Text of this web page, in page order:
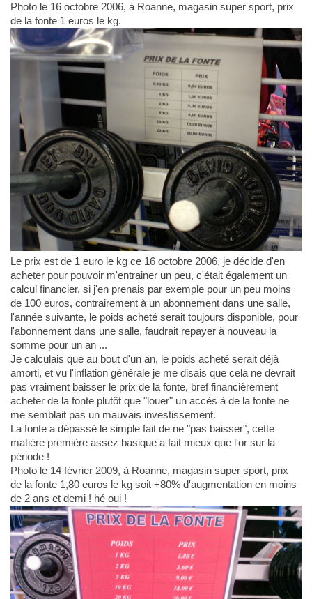
Photo le 16 octobre 2006, à Roanne, magasin super sport, prix
de la fonte 1 euros le kg.
Le prix est de 1 euro le kg ce 16 octobre 2006, je décide d'en
acheter pour pouvoir m'entrainer un peu, c'était également un
calcul financier, si j'en prenais par exemple pour un peu moins
de 100 euros, contrairement à un abonnement dans une salle,
l'année suivante, le poids acheté serait toujours disponible, pour
l'abonnement dans une salle, faudrait repayer à nouveau la
somme pour un an ...
Je calculais que au bout d'un an, le poids acheté serait déjà
amorti, et vu l'inflation générale je me disais que cela ne devrait
pas vraiment baisser le prix de la fonte, bref financièrement
acheter de la fonte plutôt que "louer" un accès à de la fonte ne
me semblait pas un mauvais investissement.
La fonte a dépassé le simple fait de ne "pas baisser", cette
matière première assez basique a fait mieux que l'or sur la
période !
Photo le 14 février 2009, à Roanne, magasin super sport, prix
de la fonte 1,80 euros le kg soit +80% d'augmentation en moins
de 2 ans et demi ! hé oui !